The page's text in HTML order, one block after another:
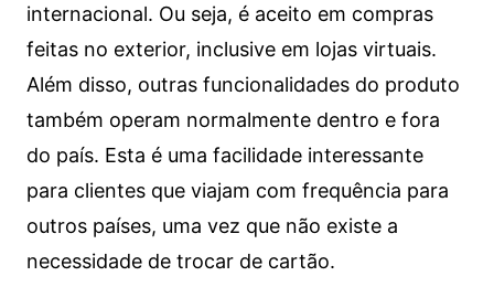
internacional. Ou seja, é aceito em compras
feitas no exterior, inclusive em lojas virtuais.
Além disso, outras funcionalidades do produto
também operam normalmente dentro e fora
do país. Esta é uma facilidade interessante
para clientes que viajam com frequência para
outros países, uma vez que não existe a
necessidade de trocar de cartão.